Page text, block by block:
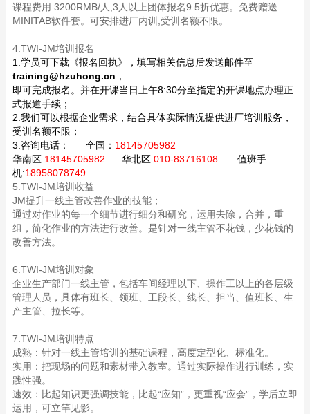
课程费用:3200RMB/人,3人以上团体报名9.5折优惠。免费赠送
MINITAB软件套。可安排进厂内训,受训名额不限。
4.TWI-JM培训报名
1.学员可下载《报名回执》，填写相关信息后发送邮件至
training@hzuhong.cn ，
即可完成报名。并在开课当日上午8:30分至指定的开课地点办理正
式报道手续；
2.我们可以根据企业需求，结合具体实际情况提供进厂培训服务，
受训名额不限；
3.咨询电话：
全国： 18145705982
华南区:18145705982 华北区:010-83716108 值班手
机:18958078749
5.TWI-JM培训收益
JM提升一线主管改善作业的技能；
通过对作业的每一个细节进行细分和研究，运用去除，合并，重
组，简化作业的方法进行改善。是针对一线主管不花钱，少花钱的
改善方法。
6.TWI-JM培训对象
企业生产部门一线主管，包括车间经理以下、操作工以上的各层级
管理人员，具体有班长、领班、工段长、线长、担当、值班长、生
产主管、拉长等。
7.TWI-JM培训特点
成熟：针对一线主管培训的基础课程，高度定型化、标准化。
实用：把现场的问题和素材带入教室。通过实际操作进行训练，实
践性强。
速效：比起知识更强调技能，比起“应知”，更重视“应会”，学后立即
运用，可立竿见影。